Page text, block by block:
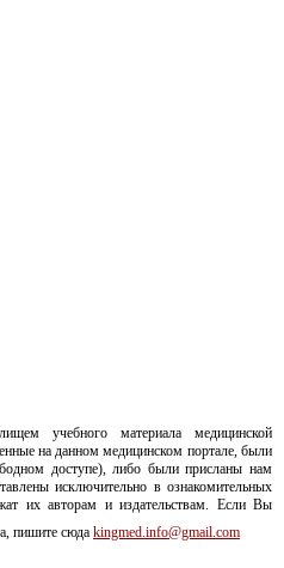
учебного материала медицинской
на данном медицинском портале, были
доступе), либо были присланы нам
исключительно в ознакомительных
их авторам и издательствам. Если Вы
пишите сюда kingmed.info@gmail.com